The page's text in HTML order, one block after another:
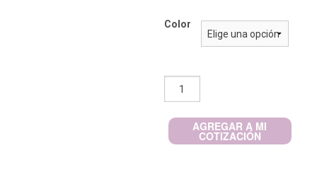
Color
Parka
Reflectante
cantidad
AGREGAR A MI
COTIZACIÓN